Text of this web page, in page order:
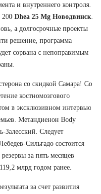
и внутреннего контроля.
200 Dhea 25 Mg Новодвинск
а долгосрочные проекты
решение, программа
сорвана с непоправимым
со скидкой Самара! Со
костномозгового
в эксклюзивном интервью
Метандиенон Body
Залесский. Следует
Сильгадо состоится
за пять месяцев
млрд годом ранее.
за счет развития